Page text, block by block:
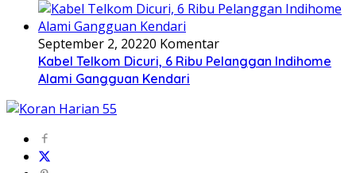
September 2, 20220 Komentar
Kabel Telkom Dicuri, 6 Ribu Pelanggan Indihome
Alami Gangguan Kendari